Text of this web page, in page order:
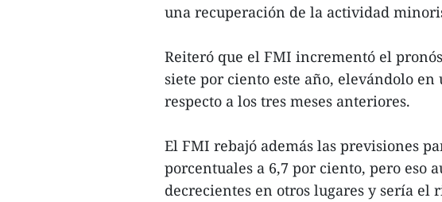
una recuperación de la actividad
Reiteró que el FMI incrementó el
siete por ciento este año, elevándolo
respecto a los tres meses anteriores.
El FMI rebajó además las previsiones
porcentuales a 6,7 por ciento, pero eso
decrecientes en otros lugares y sería el